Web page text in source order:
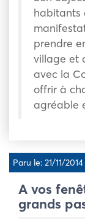
habitants
prendre
village et
avec la
offrir à
agréable
Paru le: 21/11/2014
A vos
grands